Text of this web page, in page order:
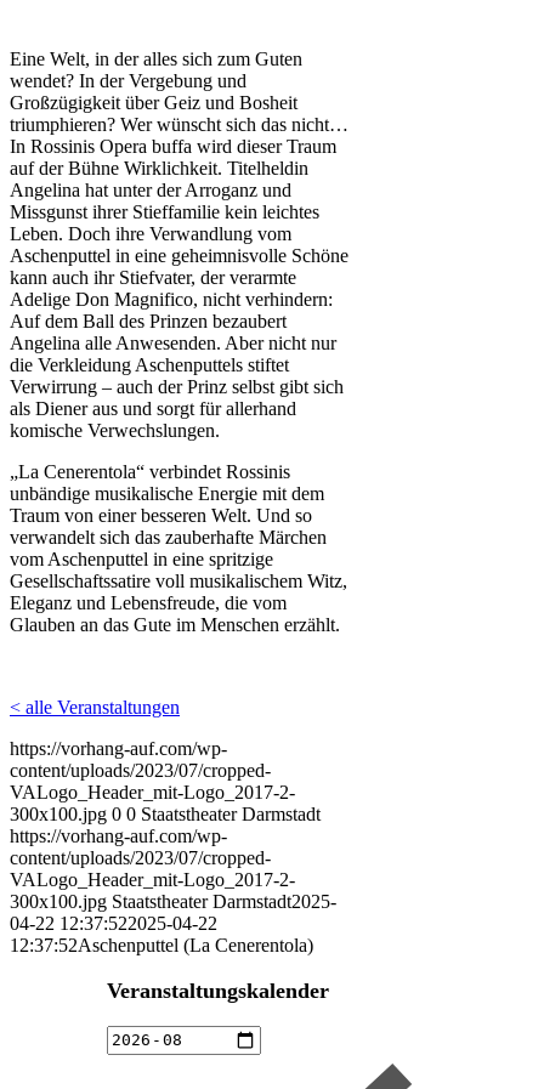
Eine Welt, in der alles sich zum Guten
wendet? In der Vergebung und
Großzügigkeit über Geiz und Bosheit
triumphieren? Wer wünscht sich das nicht…
In Rossinis Opera buffa wird dieser Traum
auf der Bühne Wirklichkeit. Titelheldin
Angelina hat unter der Arroganz und
Missgunst ihrer Stieffamilie kein leichtes
Leben. Doch ihre Verwandlung vom
Aschenputtel in eine geheimnisvolle Schöne
kann auch ihr Stiefvater, der verarmte
Adelige Don Magnifico, nicht verhindern:
Auf dem Ball des Prinzen bezaubert
Angelina alle Anwesenden. Aber nicht nur
die Verkleidung Aschenputtels stiftet
Verwirrung – auch der Prinz selbst gibt sich
als Diener aus und sorgt für allerhand
komische Verwechslungen.
„La Cenerentola“ verbindet Rossinis
unbändige musikalische Energie mit dem
Traum von einer besseren Welt. Und so
verwandelt sich das zauberhafte Märchen
vom Aschenputtel in eine spritzige
Gesellschaftssatire voll musikalischem Witz,
Eleganz und Lebensfreude, die vom
Glauben an das Gute im Menschen erzählt.
< alle Veranstaltungen
https://vorhang-auf.com/wp-
content/uploads/2023/07/cropped-
VALogo_Header_mit-Logo_2017-2-
300x100.jpg 0 0 Staatstheater Darmstadt
https://vorhang-auf.com/wp-
content/uploads/2023/07/cropped-
VALogo_Header_mit-Logo_2017-2-
300x100.jpg Staatstheater Darmstadt2025-
04-22 12:37:522025-04-22
12:37:52Aschenputtel (La Cenerentola)
Veranstaltungskalender